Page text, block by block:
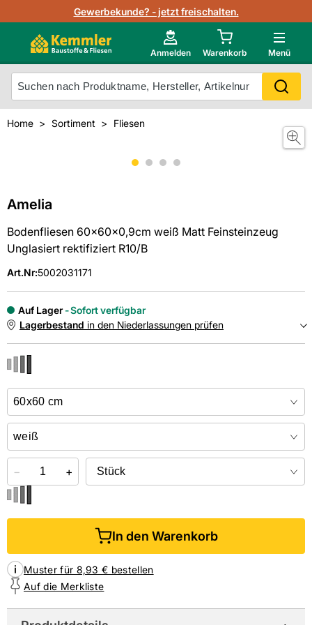
Gewerbekunde? - jetzt freischalten.
Anmelden Warenkorb Menü
Lagerbestand in Echtzeit
Nutzerverwaltung
Photovoltaik Konfigurator
Technische Daten & Merkblätter
Videos
Neu im Onlineshop?
Mein Konto
Home Sortiment Fliesen
Amelia
Bodenfliesen 60x60x0,9cm weiß Matt Feinsteinzeug
Unglasiert rektifiziert R10/B
Art.Nr:5002031171
Auf Lager
Sofort verfügbar
Lagerbestand in den Niederlassungen prüfen
Online kaufen &
− +
In den Warenkorb
Muster für 8,93 € bestellen
Auf die Merkliste